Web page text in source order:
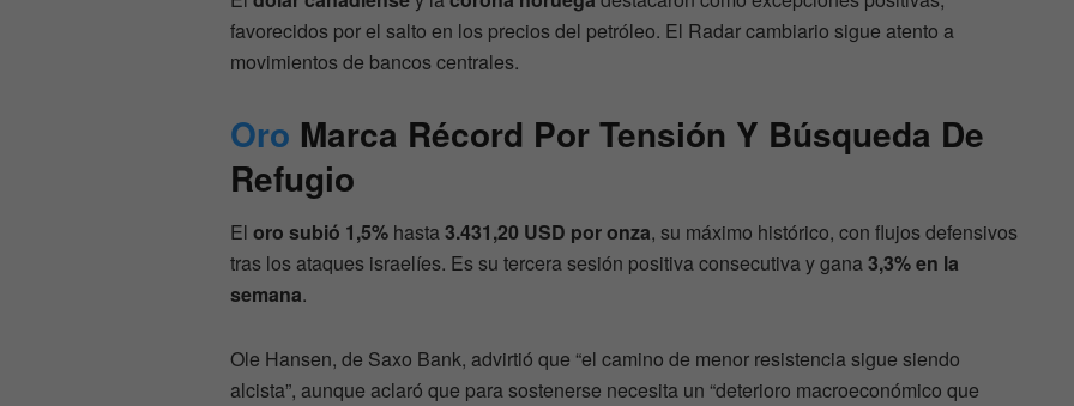
favorecidos por el salto en los precios del petróleo. El Radar cambiario sigue atento a
movimientos de bancos centrales.
Oro Marca Récord Por Tensión Y Búsqueda De
Refugio
El oro subió 1,5% hasta3.431,20 USD por onza, su máximo histórico, con flujos defensivos
tras los ataques israelíes. Es su tercera sesión positiva consecutiva y gana3,3% en la
semana.
Ole Hansen, de Saxo Bank, advirtió que “el camino de menor resistencia sigue siendo
alcista”, aunque aclaró que para sostenerse necesita un “deterioro macroeconómico que